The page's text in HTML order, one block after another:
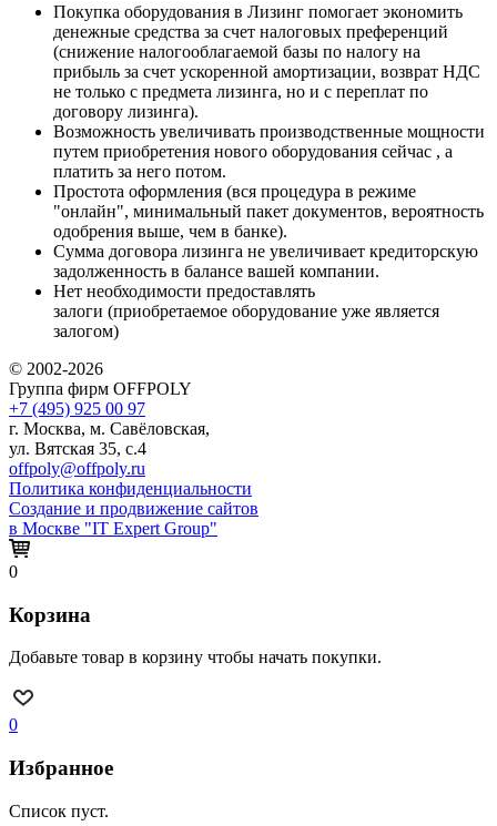
Покупка оборудования в Лизинг помогает экономить
денежные средства за счет налоговых преференций
(снижение налогооблагаемой базы по налогу на
прибыль за счет ускоренной амортизации, возврат НДС
не только с предмета лизинга, но и с переплат по
договору лизинга).
Возможность увеличивать производственные мощности
путем приобретения нового оборудования сейчас , а
платить за него потом.
Простота оформления (вся процедура в режиме
"онлайн", минимальный пакет документов, вероятность
одобрения выше, чем в банке).
Сумма договора лизинга не увеличивает кредиторскую
задолженность в балансе вашей компании.
Нет необходимости предоставлять
залоги (приобретаемое оборудование уже является
залогом)
© 2002-2026
Группа фирм OFFPOLY
+7 (495) 925 00 97
г. Москва, м. Савёловская,
ул. Вятская 35, с.4
offpoly@offpoly.ru
Политика конфиденциальности
Создание и продвижение сайтов
в Москве "IT Expert Group"
0
Корзина
Добавьте товар в корзину чтобы начать покупки.
0
Избранное
Список пуст.